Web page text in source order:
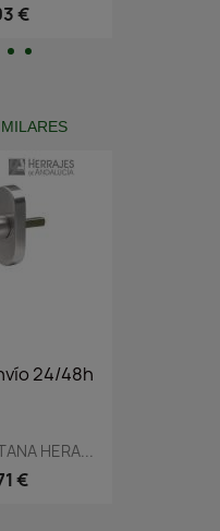
€
24/48h
HERA...
€